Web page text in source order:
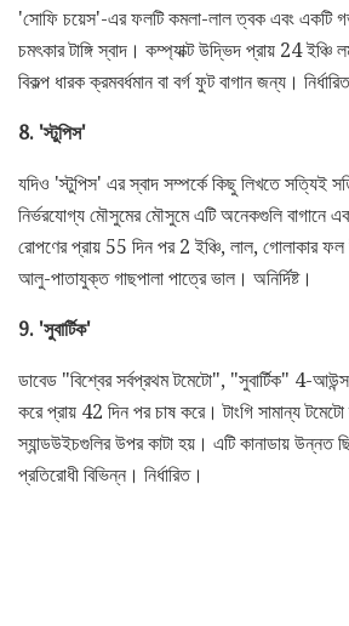
'সোফি চয়েস'-এর ফলটি কমলা-লাল ত্বক এবং একটি
চমৎকার টাঙ্গি স্বাদ। কম্প্যাক্ট উদ্ভিদ প্রায় 24 ইঞ্চি
বিকল্প ধারক ক্রমবর্ধমান বা বর্গ ফুট বাগান জন্য।
8. 'স্টুপিস'
যদিও 'স্টুপিস' এর স্বাদ সম্পর্কে কিছু লিখতে সত্যিই
নির্ভরযোগ্য মৌসুমের মৌসুমে এটি অনেকগুলি বাগানে
রোপণের প্রায় 55 দিন পর 2 ইঞ্চি, লাল, গোলাকার
আলু-পাতাযুক্ত গাছপালা পাত্রে ভাল। অনির্দিষ্ট।
9. 'সুবার্টিক'
ডাবেড "বিশ্বের সর্বপ্রথম টমেটো", "সুবার্টিক" 4-
করে প্রায় 42 দিন পর চাষ করে। টাংগি সামান্য
স্যান্ডউইচগুলির উপর কাটা হয়। এটি কানাডায় উন্নত
প্রতিরোধী বিভিন্ন। নির্ধারিত।